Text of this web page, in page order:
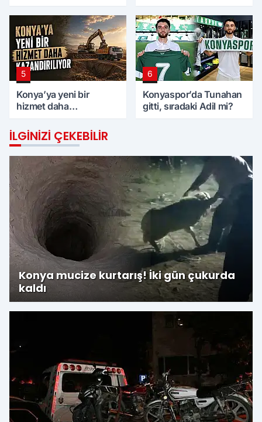
5
Konya’ya yeni bir
hizmet daha
6
Konyaspor’da Tunahan
gitti, sıradaki Adil mi?
İLGINIZI ÇEKEBILIR
Konya mucize kurtarış! İki gün çukurda
kaldı